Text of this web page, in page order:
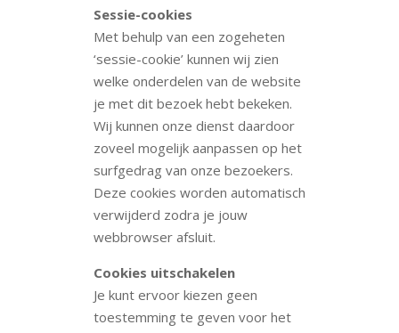
Sessie-cookies
Met behulp van een zogeheten
‘sessie-cookie’ kunnen wij zien
welke onderdelen van de website
je met dit bezoek hebt bekeken.
Wij kunnen onze dienst daardoor
zoveel mogelijk aanpassen op het
surfgedrag van onze bezoekers.
Deze cookies worden automatisch
verwijderd zodra je jouw
webbrowser afsluit.
Cookies uitschakelen
Je kunt ervoor kiezen geen
toestemming te geven voor het